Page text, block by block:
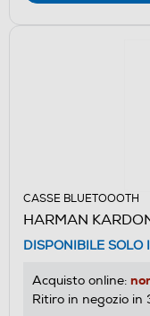
CASSE BLUETOOOTH
HARMAN
DISPONIBILE SOLO
Acquisto online:
Ritiro in negozio